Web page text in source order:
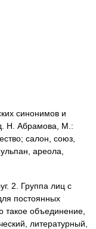
синонимов и
Н. Абрамова, М.:
салон, союз,
ареола,
2. Группа лиц с
постоянных
такое объединение,
литературный,